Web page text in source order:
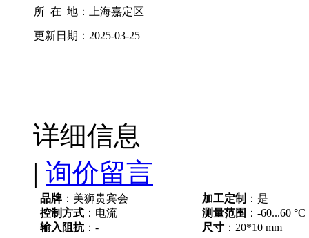
所 在 地： 上海嘉定区
更新日期： 2025-03-25
详细信息
| 询价留言
品牌 ：美狮贵宾会 加工定制 ：是
控制方式 ：电流 测量范围 ：-60...60 °C
输入阻抗：- 尺寸 ：20*10 mm